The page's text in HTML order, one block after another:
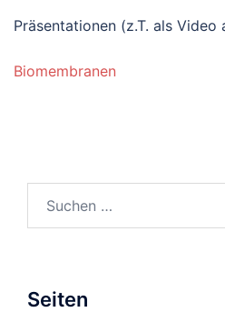
Präsentationen (z.T. als Video
Biomembranen
Seiten